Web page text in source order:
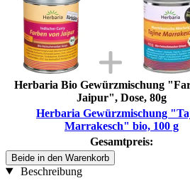
Herbaria Bio Gewürzmischung
Jaipur", Dose, 80g
Herbaria Gewürzmischung
Marrakesch" bio, 100 g
Gesamtpreis:
Beide in den Warenkorb
Beschreibung